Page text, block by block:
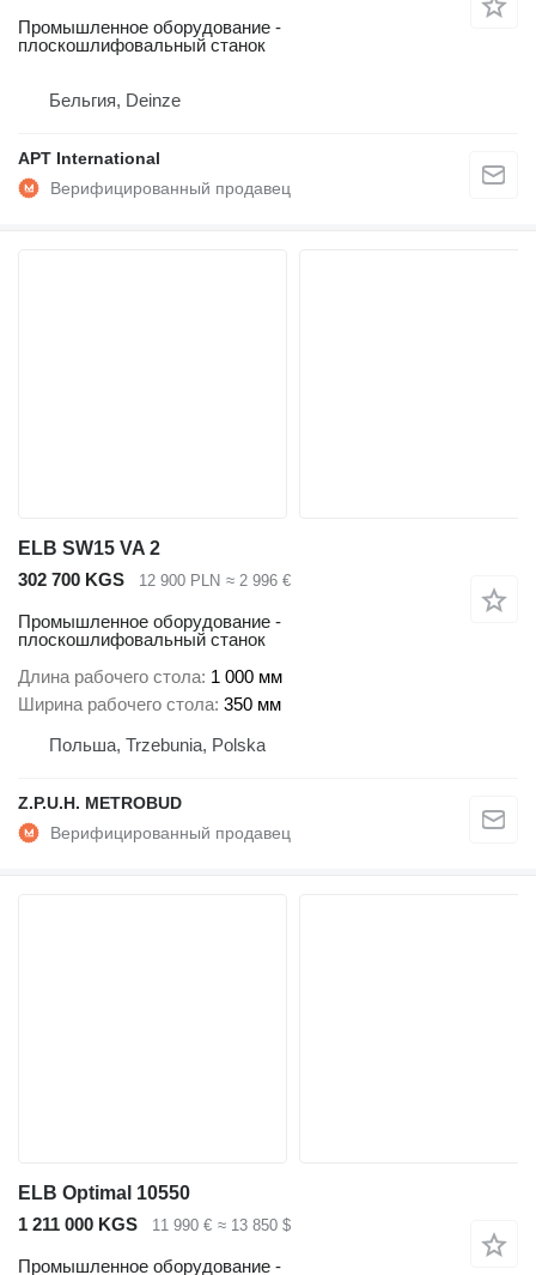
Промышленное оборудование -
плоскошлифовальный станок
Бельгия, Deinze
APT International
ELB SW15 VA 2
302 700 KGS
12 900 PLN ≈ 2 996 €
Промышленное оборудование -
плоскошлифовальный станок
Длина рабочего стола 1 000 мм
Ширина рабочего стола 350 мм
Польша, Trzebunia, Polska
Z.P.U.H. METROBUD
ELB Optimal 10550
1 211 000 KGS
11 990 € ≈ 13 850 $
Промышленное оборудование -